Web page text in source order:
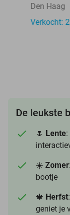
Den Haag
Verkocht:
De leukste
🌷 Lente
☀️ Zomer
bootje
🍁 Herfst
geniet je